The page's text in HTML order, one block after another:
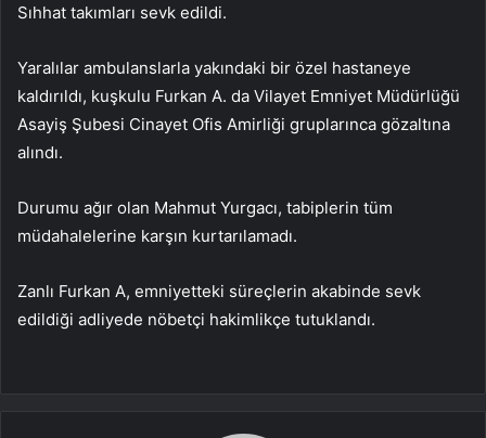
Sıhhat takımları sevk edildi.
Yaralılar ambulanslarla yakındaki bir özel hastaneye
kaldırıldı, kuşkulu Furkan A. da Vilayet Emniyet Müdürlüğü
Asayiş Şubesi Cinayet Ofis Amirliği gruplarınca gözaltına
alındı.
Durumu ağır olan Mahmut Yurgacı, tabiplerin tüm
müdahalelerine karşın kurtarılamadı.
Zanlı Furkan A, emniyetteki süreçlerin akabinde sevk
edildiği adliyede nöbetçi hakimlikçe tutuklandı.